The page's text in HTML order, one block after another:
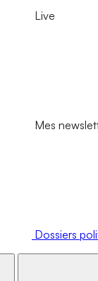
Live
Mes
Dossiers